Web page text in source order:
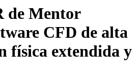
de Mentor
CFD de alta
física extendida y